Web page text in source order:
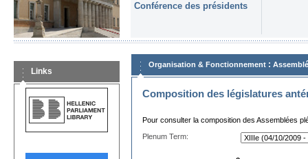
Conférence des présidents
Links
Organisation & Fonctionnement :
Composition des législatures
Pour consulter la composition des Assemblées
Plenum Term: